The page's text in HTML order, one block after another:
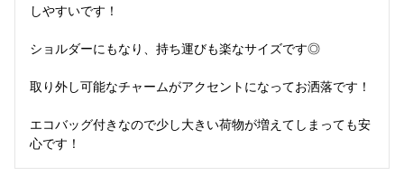
しやすいです！
ショルダーにもなり、持ち運びも楽なサイズです◎
取り外し可能なチャームがアクセントになってお洒落です！
エコバッグ付きなので少し大きい荷物が増えてしまっても安
心です！